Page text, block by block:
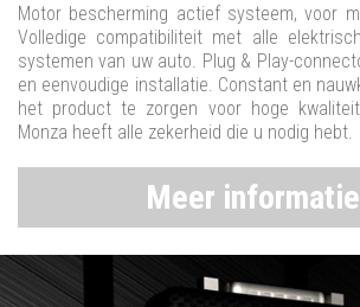
Motor bescherming actief systeem, voor
Volledige compatibiliteit met alle
systemen van uw auto. Plug & Play-
en eenvoudige installatie. Constant en
het product te zorgen voor hoge
Monza heeft alle zekerheid die u nodig hebt.
Meer informatie